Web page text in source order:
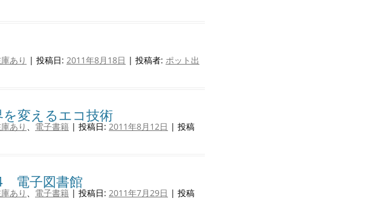
あり | 投稿日: 2011年8月18日 | 投稿者: ポット出
を変えるエコ技術
あり 、 電子書籍 | 投稿日: 2011年8月12日 | 投稿
電子図書館
あり 、 電子書籍 | 投稿日: 2011年7月29日 | 投稿